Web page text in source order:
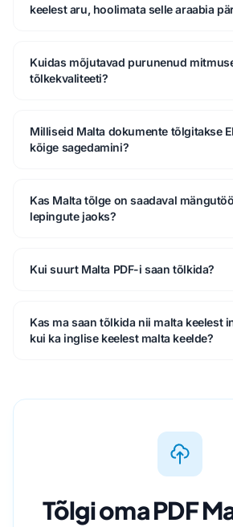
keelest aru, hoolimata selle araabia
Kuidas mõjutavad purunenud
tõlkekvaliteeti?
Milliseid Malta dokumente tõlgitakse
kõige sagedamini?
Kas Malta tõlge on saadaval
lepingute jaoks?
Kui suurt Malta PDF-i saan tõlkida?
Kas ma saan tõlkida nii malta keelest
kui ka inglise keelest malta keelde?
Tõlgi oma PDF